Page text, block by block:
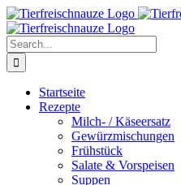
Skip
to
content
Facebook
YouTube
X
Pinterest
Instagram
Search
for:
Startseite
Rezepte
Milch- / Käseersatz
Gewürzmischungen
Frühstück
Salate & Vorspeisen
Suppen